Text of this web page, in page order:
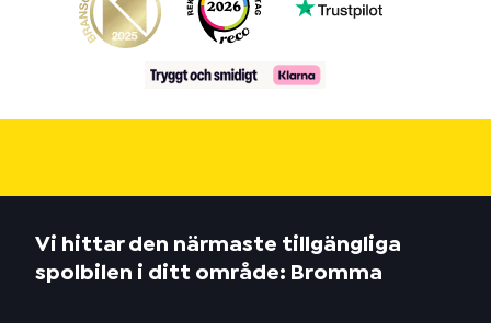
Vi hittar den närmaste tillgängliga
spolbilen i ditt område: Bromma